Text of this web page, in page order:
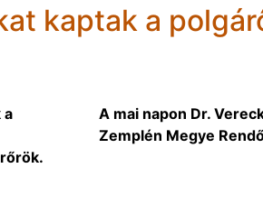
kaptak a
A mai napon Dr.
Zemplén Megye